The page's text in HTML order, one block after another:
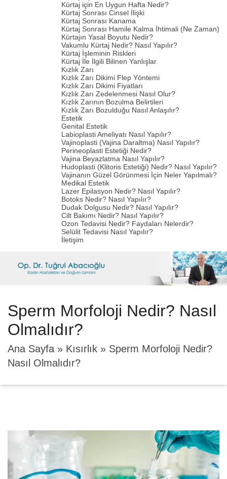
Kürtaj için En Uygun Hafta Nedir?
Kürtaj Sonrası Cinsel İlişki
Kürtaj Sonrası Kanama
Kürtaj Sonrası Hamile Kalma İhtimali (Ne Zaman)
Kürtajın Yasal Boyutu Nedir?
Vakumlu Kürtaj Nedir? Nasıl Yapılır?
Kürtaj İşleminin Riskleri
Kürtaj İle İlgili Bilinen Yanlışlar
Kızlık Zarı
Kızlık Zarı Dikimi Flep Yöntemi
Kızlık Zarı Dikimi Fiyatları
Kızlık Zarı Zedelenmesi Nasıl Olur?
Kızlık Zarının Bozulma Belirtileri
Kızlık Zarı Bozulduğu Nasıl Anlaşılır?
Estetik
Genital Estetik
Labioplasti Ameliyatı Nasıl Yapılır?
Vajinoplasti (Vajina Daraltma) Nasıl Yapılır?
Perineoplasti Estetiği Nedir?
Vajina Beyazlatma Nasıl Yapılır?
Hudoplasti (Klitoris Estetiği) Nedir? Nasıl Yapılır?
Vajinanın Güzel Görünmesi İçin Neler Yapılmalı?
Medikal Estetik
Lazer Epilasyon Nedir? Nasıl Yapılır?
Botoks Nedir? Nasıl Yapılır?
Dudak Dolgusu Nedir? Nasıl Yapılır?
Cilt Bakımı Nedir? Nasıl Yapılır?
Ozon Tedavisi Nedir? Faydaları Nelerdir?
Selülit Tedavisi Nasıl Yapılır?
İletişim
Sperm Morfoloji Nedir? Nasıl
Olmalıdır?
Ana Sayfa » Kısırlık » Sperm Morfoloji Nedir?
Nasıl Olmalıdır?